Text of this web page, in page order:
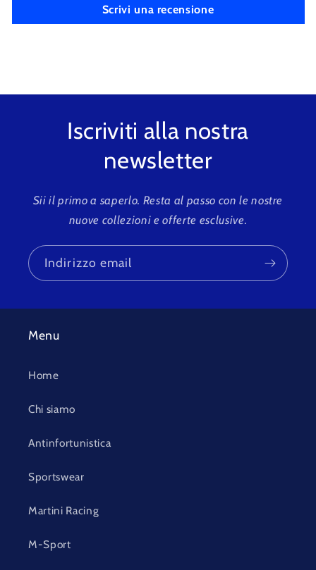
Scrivi una recensione
Iscriviti alla nostra
newsletter
Sii il primo a saperlo. Resta al passo con le nostre
nuove collezioni e offerte esclusive.
Indirizzo email
Menu
Home
Chi siamo
Antinfortunistica
Sportswear
Martini Racing
M-Sport